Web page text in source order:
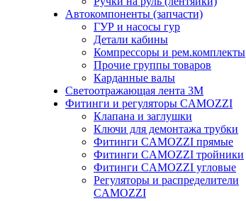
Автокомпоненты (запчасти)
ГУР и насосы гур
Детали кабины
Компрессоры и рем.комплекты
Прочие группы товаров
Карданные валы
Светоотражающая лента 3М
Фитинги и регуляторы CAMOZZI
Клапана и заглушки
Ключи для демонтажа трубки
Фитинги CAMOZZI прямые
Фитинги CAMOZZI тройники
Фитинги CAMOZZI угловые
Регуляторы и распределители
CAMOZZI